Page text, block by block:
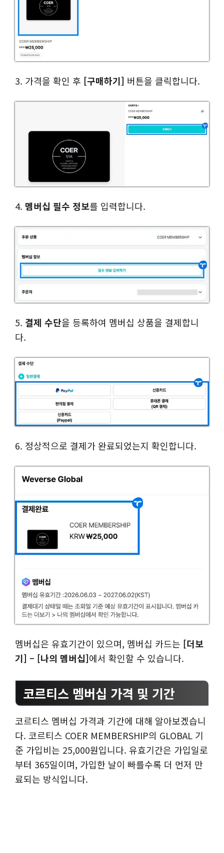
3. 가격을 확인 후 [구매하기] 버튼을 클릭합니다.
4. 멤버십 필수 정보를 입력합니다.
5. 결제 수단을 등록하여 멤버십 상품을 결제합니
다.
6. 정상적으로 결제가 완료되었는지 확인합니다.
멤버십은 유효기간이 있으며, 멤버십 카드는 [더보
기] – [나의 멤버십]에서 확인할 수 있습니다.
코르티스 멤버십 가격 및 기간
코르티스 멤버십 가격과 기간에 대해 알아보겠습니
다. 코르티스 COER MEMBERSHIP의 GLOBAL 기
준 가입비는 25,000원입니다. 유효기간은 가입일로
부터 365일이며, 가입한 날이 빠를수록 더 먼저 만
료되는 방식입니다.